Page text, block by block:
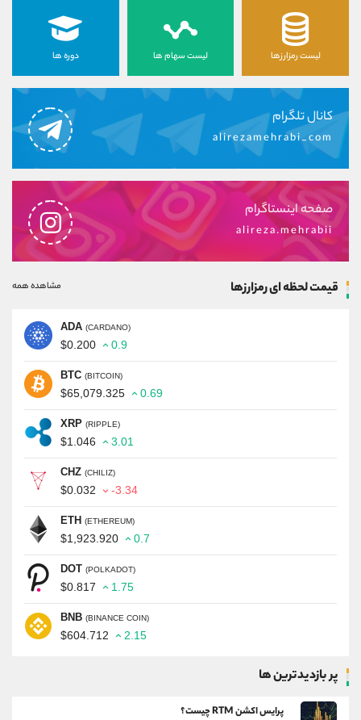
لیست رمزارزها لیست سهام ها دوره ها
کانال تلگرام
alirezamehrabi_com
صفحه اینستاگرام
alireza.mehrabii
قیمت لحظه ای رمزارزها مشاهده همه
ADA (CARDANO)
$0.200 0.9
BTC (BITCOIN)
$65,079.325 0.69
XRP (RIPPLE)
$1.046 3.01
CHZ (CHILIZ)
$0.032 -3.34
ETH (ETHEREUM)
$1,923.920 0.7
DOT (POLKADOT)
$0.817 1.75
BNB (BINANCE COIN)
$604.712 2.15
پر بازدیدترین ها
پرایس اکشن RTM چیست؟